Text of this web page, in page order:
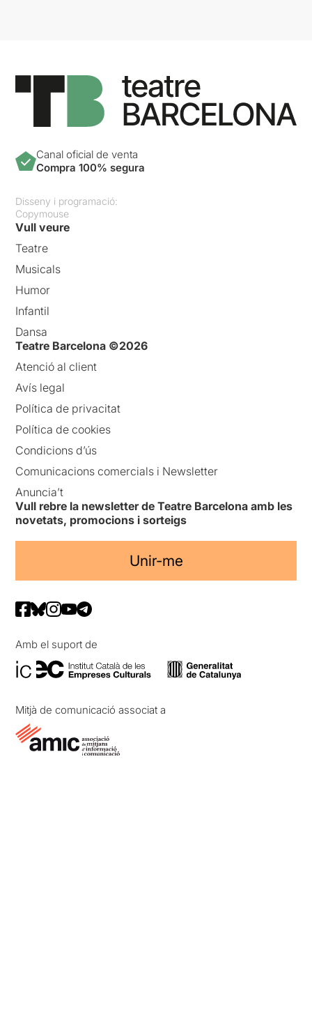
Canal oficial de venta
Compra 100% segura
Disseny i programació:
Copymouse
Vull veure
Teatre
Musicals
Humor
Infantil
Dansa
Teatre Barcelona ©2026
Atenció al client
Avís legal
Política de privacitat
Política de cookies
Condicions d’ús
Comunicacions comercials i Newsletter
Anuncia’t
Vull rebre la newsletter de Teatre Barcelona amb les
novetats, promocions i sorteigs
Unir-me
Amb el suport de
Mitjà de comunicació associat a